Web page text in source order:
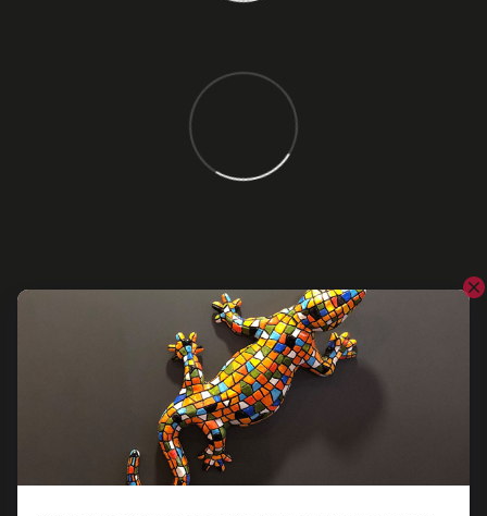
Додайте перший відгук